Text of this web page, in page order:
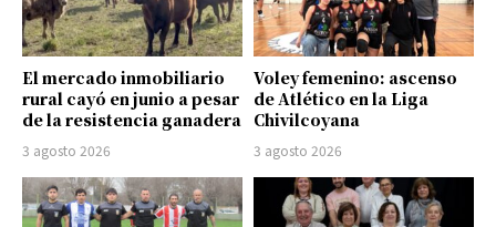
El mercado inmobiliario
rural cayó en junio a pesar
de la resistencia ganadera
3 agosto 2026
Voley femenino: ascenso
de Atlético en la Liga
Chivilcoyana
3 agosto 2026